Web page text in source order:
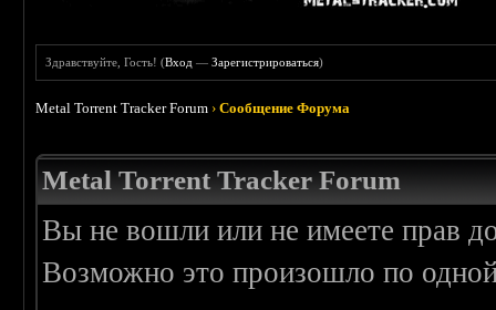
Здравствуйте, Гость! (Вход —Зарегистрироваться)
Metal Torrent Tracker Forum ›Сообщение Форума
Metal Torrent Tracker Forum
Вы не вошли или не имеете прав
Возможно это произошло по